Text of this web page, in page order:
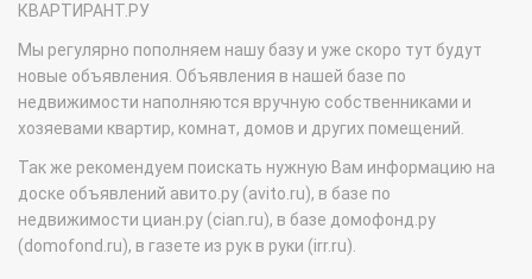
КВАРТИРАНТ.РУ
Мы регулярно пополняем нашу базу и уже скоро тут будут
новые объявления. Объявления в нашей базе по
недвижимости наполняются вручную собственниками и
хозяевами квартир, комнат, домов и других помещений.
Так же рекомендуем поискать нужную Вам информацию на
доске объявлений авито.ру (avito.ru), в базе по
недвижимости циан.ру (cian.ru), в базе домофонд.ру
(domofond.ru), в газете из рук в руки (irr.ru).